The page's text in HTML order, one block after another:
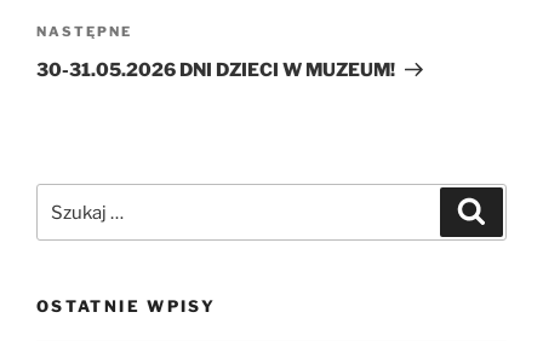
Następny
wpis
NASTĘPNE
30-31.05.2026 DNI DZIECI W MUZEUM!
OSTATNIE WPISY